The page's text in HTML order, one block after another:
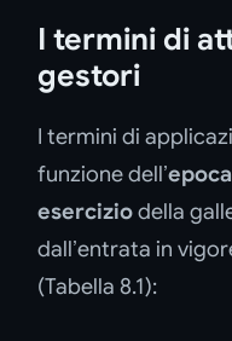
I termini di
gestori
I termini di
funzione dell’
eserciziodella
dall’entrata in
(Tabella 8.1):